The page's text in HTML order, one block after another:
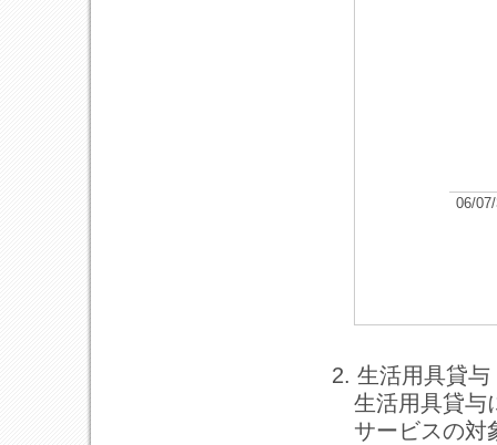
06/
2. 生活用具貸与
生活用具貸与
サービスの対